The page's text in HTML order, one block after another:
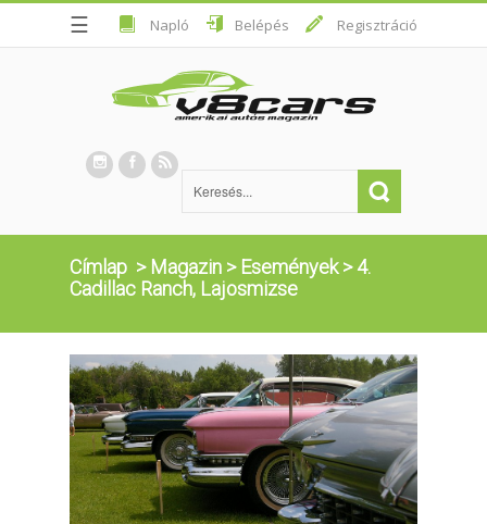
☰ Napló Belépés Regisztráció
Címlap > Magazin > Események>4.
Cadillac Ranch, Lajosmizse